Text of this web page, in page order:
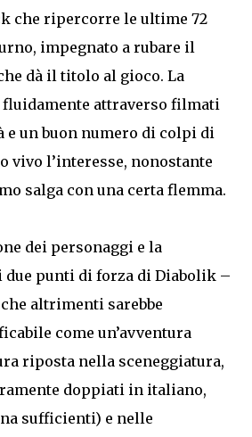
che ripercorre le ultime 72
impegnato a rubare il
dà il titolo al gioco. La
fluidamente attraverso filmati
e un buon numero di colpi di
vivo l’interesse, nonostante
salga con una certa flemma.
dei personaggi e la
due punti di forza di Diabolik –
altrimenti sarebbe
come un’avventura
riposta nella sceneggiatura,
doppiati in italiano,
sufficienti) e nelle